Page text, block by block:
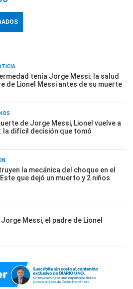
tenía Jorge Messi: la salud
de Lionel Messi antes de su muerte
de Jorge Messi, Lionel vuelve a
la difícil decisión que tomó
la mecánica del choque en el
que dejó un muerto y 2 niños
Messi, el padre de Lionel